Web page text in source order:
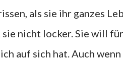
als sie ihr ganzes
nicht locker. Sie will
auf sich hat. Auch